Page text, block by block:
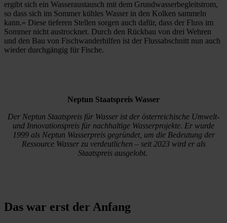
ergibt sich ein Wasseraustausch mit dem Grundwasserbegleitstrom,
so dass sich im Sommer kühles Wasser in den Kolken sammeln
kann.« Diese tieferen Stellen sorgen auch dafür, dass der Fluss im
Sommer nicht austrocknet. Durch den Rückbau von drei Wehren
und den Bau von Fischwanderhilfen ist der Flussabschnitt nun auch
wieder durchgängig für Fische.
Neptun Staatspreis Wasser
Der Neptun Staatspreis für Wasser ist der österreichische Umwelt-
und Innovationspreis für nachhaltige Wasserprojekte. Er wurde
1999 als Neptun Wasserpreis gegründet, um die Bedeutung der
Ressource Wasser zu verdeutlichen – seit 2023 wird er als
Staatspreis ausgelobt.
Das war erst der Anfang